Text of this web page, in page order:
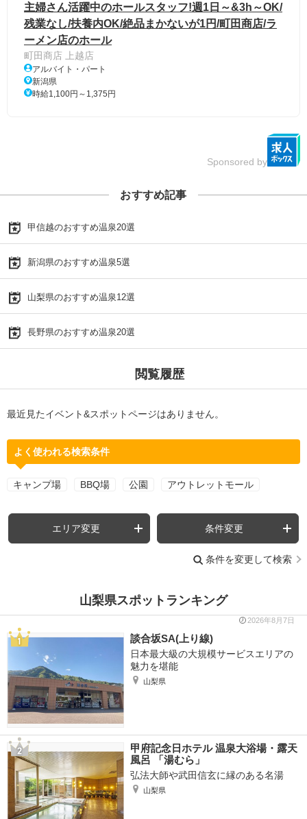
主婦さん活躍中のホールスタッフ!週1日～&3h～OK/
残業なし/扶養内OK/絶品まかないが1円/町田商店/ラ
ーメン店のホール
町田商店 上越店
アルバイト・パート
新潟県
時給1,100円～1,375円
Sponsored by
おすすめ記事
甲信越のおすすめ温泉20選
新潟県のおすすめ温泉5選
山梨県のおすすめ温泉12選
長野県のおすすめ温泉20選
閲覧履歴
最近見たイベント&スポットページはありません。
よく使われる検索条件
キャンプ場 BBQ場 公園 アウトレットモール
エリア変更 条件変更
条件を変更して検索
山梨県スポットランキング
2026年8月7日
談合坂SA(上り線)
日本最大級の大規模サービスエリアの
魅力を堪能
山梨県
甲府記念日ホテル 温泉大浴場・露天
風呂 「湯むら」
弘法大師や武田信玄に縁のある名湯
山梨県